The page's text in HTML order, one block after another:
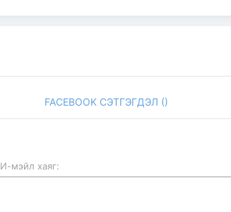
FACEBOOK СЭТГЭГДЭЛ ()
И-мэйл хаяг: